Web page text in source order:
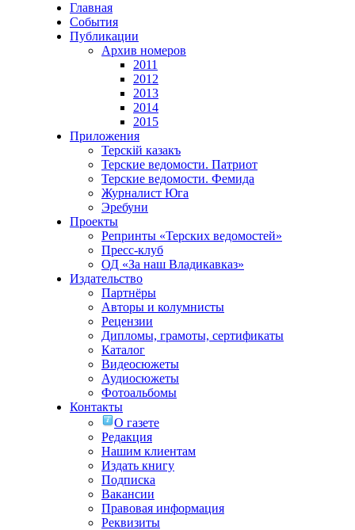
Главная
События
Публикации
Архив номеров
2011
2012
2013
2014
2015
Приложения
Терскiй казакъ
Терские ведомости. Патриот
Терские ведомости. Фемида
Журналист Юга
Эребуни
Проекты
Репринты «Терских ведомостей»
Пресс-клуб
ОД «За наш Владикавказ»
Издательство
Партнёры
Авторы и колумнисты
Рецензии
Дипломы, грамоты, сертификаты
Каталог
Видеосюжеты
Аудиосюжеты
Фотоальбомы
Контакты
О газете
Редакция
Нашим клиентам
Издать книгу
Подписка
Вакансии
Правовая информация
Реквизиты